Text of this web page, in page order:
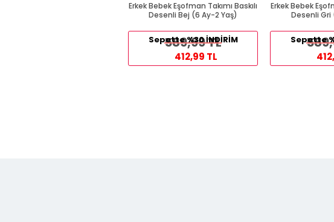
Erkek Bebek Eşofman Takımı Baskılı
Desenli Bej (6 Ay-2 Yaş)
589,99 TL
Sepette %30 İNDİRİM
412,99 TL
Erkek Bebek
Desenli Gri
Sepette